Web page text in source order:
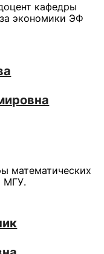
кафедры
экономики ЭФ
математических
МГУ.